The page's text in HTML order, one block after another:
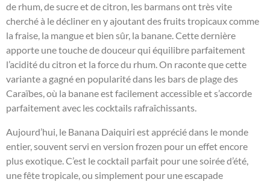
de rhum, de sucre et de citron, les barmans ont très vite
cherché à le décliner en y ajoutant des fruits tropicaux comme
la fraise, la mangue et bien sûr, la banane. Cette dernière
apporte une touche de douceur qui équilibre parfaitement
l’acidité du citron et la force du rhum. On raconte que cette
variante a gagné en popularité dans les bars de plage des
Caraïbes, où la banane est facilement accessible et s’accorde
parfaitement avec les cocktails rafraîchissants.
Aujourd’hui, le Banana Daiquiri est apprécié dans le monde
entier, souvent servi en version frozen pour un effet encore
plus exotique. C’est le cocktail parfait pour une soirée d’été,
une fête tropicale, ou simplement pour une escapade